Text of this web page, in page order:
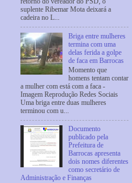
retorno do vereador do PSD, o
suplente Ribemar Mota deixará a
cadeira no L...
Briga entre mulheres
termina com uma
delas ferida a golpe
de faca em Barrocas
Momento que
homens tentam contar
a mulher com está com a faca -
Imagem Reprodução Redes Sociais
Uma briga entre duas mulheres
terminou com u...
Documento
publicado pela
Prefeitura de
Barrocas apresenta
dois nomes diferentes
como secretário de
Administração e Finanças